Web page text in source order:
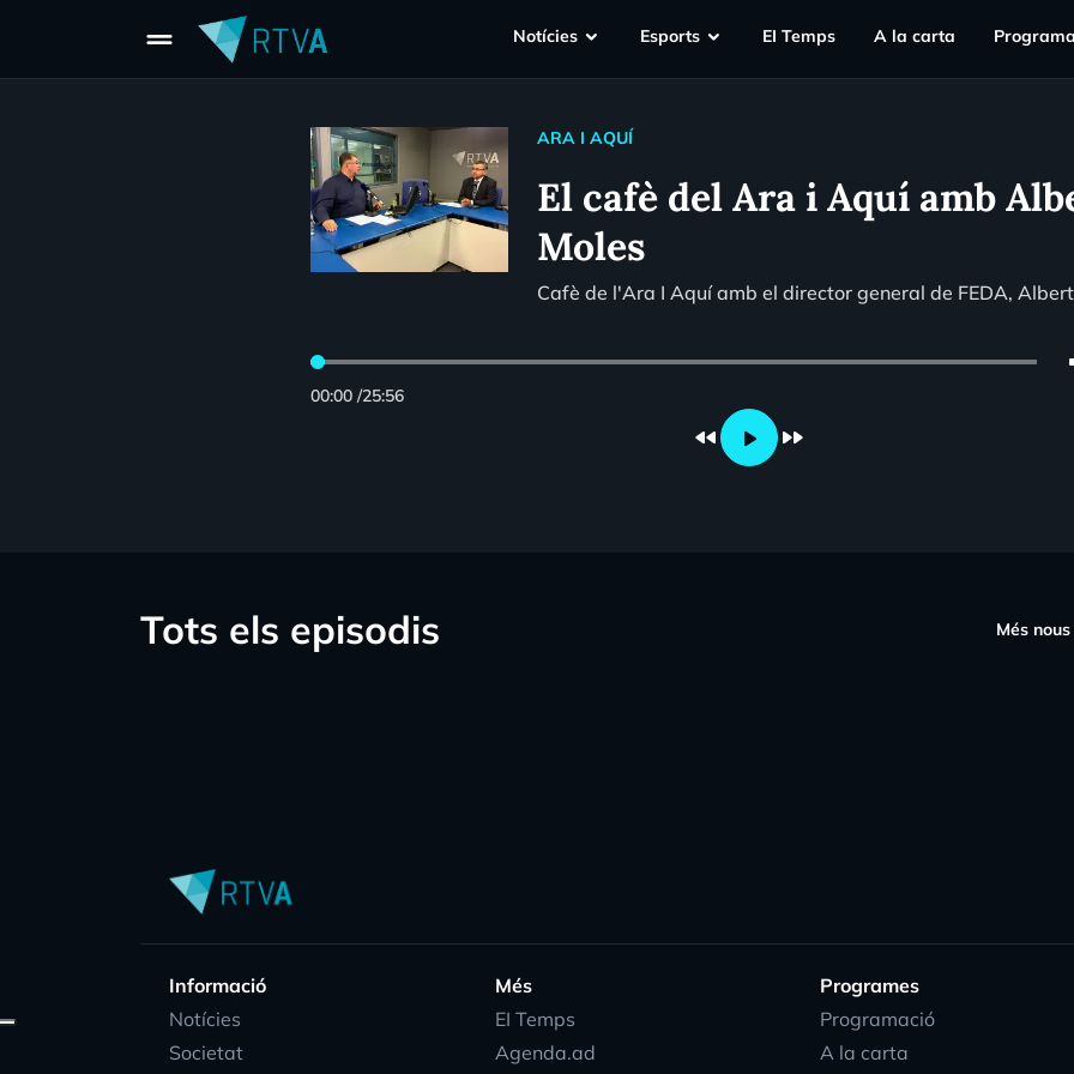
drag_handle Notícies Esports EI Temps A la carta
ARA I AQUÍ
El cafè del Ara i Aquí amb
Moles
Cafè de l'Ara I Aquí amb el director general de FEDA,
00:00/25:56
fast_rewind play_arrow fast_forward
Tots els episodis Més nous
Informació
Notícies
Societat
Més
EI Temps
Agenda.ad
Programes
Programació
A la carta